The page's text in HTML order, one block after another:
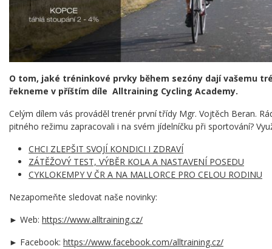
O tom, jaké tréninkové prvky během sezóny dají vašemu
řekneme v příštím díle Alltraining Cycling Academy.
Celým dílem vás prováděl trenér první třídy Mgr. Vojtěch Beran.
pitného režimu zapracovali i na svém jídelníčku při sportování?
CHCI ZLEPŠIT SVOJÍ KONDICI I ZDRAVÍ
ZÁTĚŽOVÝ TEST, VÝBĚR KOLA A NASTAVENÍ POSEDU
CYKLOKEMPY V ČR A NA MALLORCE PRO CELOU RODINU
Nezapomeňte sledovat naše novinky:
► Web: https://www.alltraining.cz/
► Facebook: https://www.facebook.com/alltraining.cz/